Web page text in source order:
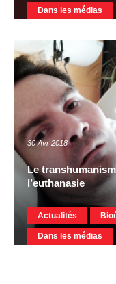
Dans les médias
30 Avr 2018
Le
l’euthanasie
Actualités
Dans les médias